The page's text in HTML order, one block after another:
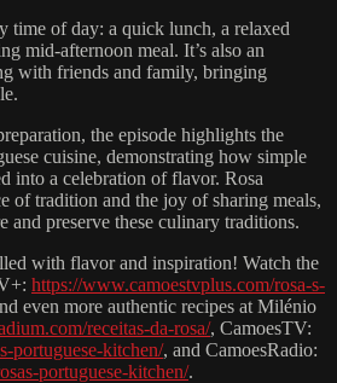
time of day: a quick lunch, a relaxed
mid-afternoon meal. It’s also an
with friends and family, bringing
the episode highlights the
cuisine, demonstrating how simple
into a celebration of flavor. Rosa
of tradition and the joy of sharing meals,
preserve these culinary traditions.
with flavor and inspiration! Watch the
https://www.camoestvplus.com/rosa-s-
even more authentic recipes at Milénio
receitas-da-rosa/, CamoesTV:
portuguese-kitchen/, and CamoesRadio:
portuguese-kitchen/.